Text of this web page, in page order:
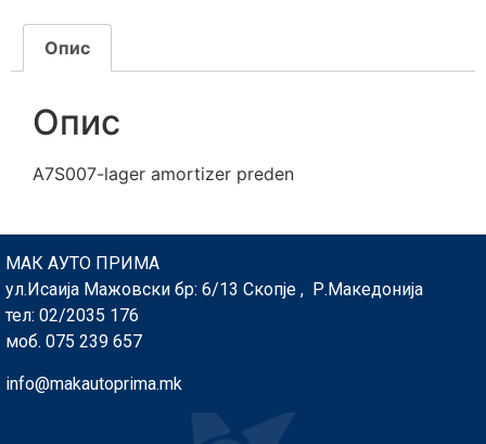
Опис
Опис
A7S007-lager amortizer preden
МАК АУТО ПРИМА
ул.Исаија Мажовски бр: 6/13 Скопје , Р.Македонија
тел: 02/2035 176
моб. 075 239 657
info@makautoprima.mk